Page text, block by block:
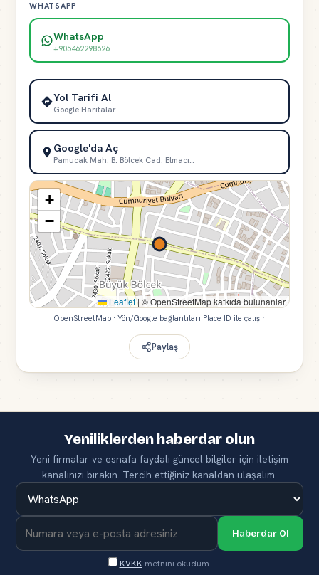
WHATSAPP
WhatsApp
+905462298626
Yol Tarifi Al
Google Haritalar
Google'da Aç
Pamucak Mah. B. Bölcek Cad. Elmacı…
+
−
Leaflet| © OpenStreetMap katkıda bulunanlar
OpenStreetMap · Yön/Google bağlantıları Place ID ile çalışır
Paylaş
Yeniliklerden haberdar olun
Yeni firmalar ve esnafa faydalı güncel bilgiler için iletişim
kanalınızı bırakın. Tercih ettiğiniz kanaldan ulaşalım.
Haberdar Ol
KVKK metnini okudum.